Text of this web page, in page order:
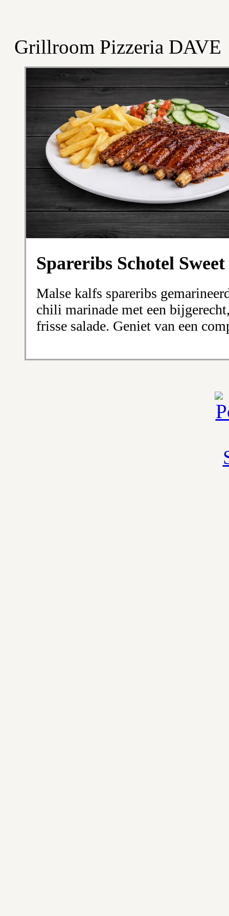
Grillroom Pizzeria DAVE
Spareribs Schotel
Malse kalfs spareribs
chili marinade met een
frisse salade. Geniet van een